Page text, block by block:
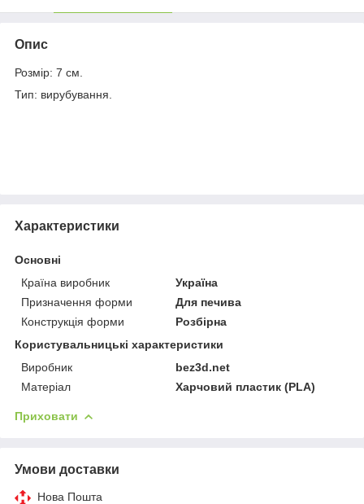
Опис
Розмір: 7 см.
Тип: вирубування.
Характеристики
Основні
Країна виробник
Україна
Призначення форми
Для печива
Конструкція форми
Розбірна
Користувальницькі характеристики
Виробник
bez3d.net
Матеріал
Харчовий пластик (PLA)
Приховати
Умови доставки
Нова Пошта